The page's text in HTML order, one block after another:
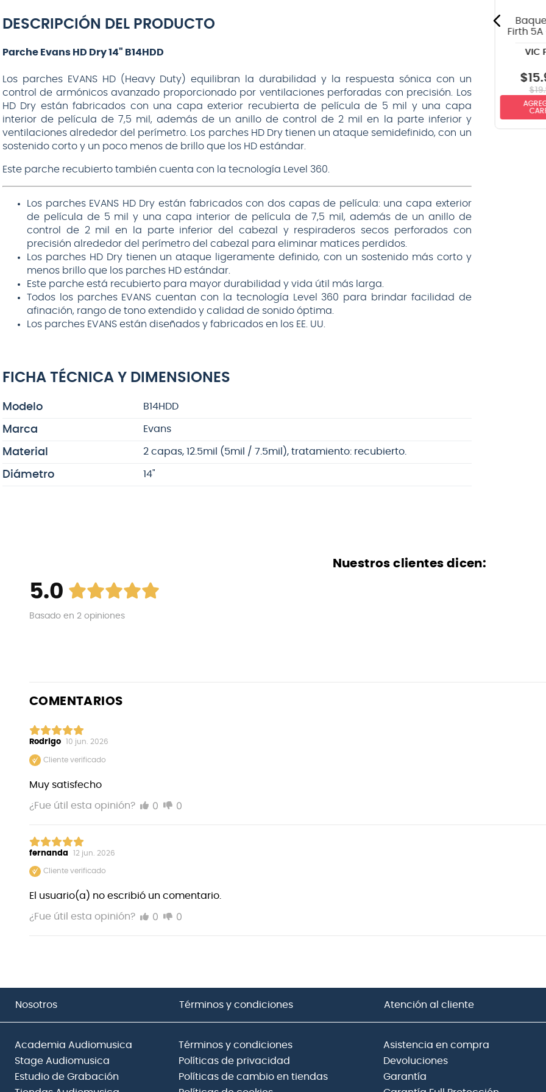
DESCRIPCIÓN DEL PRODUCTO
Parche Evans HD Dry 14" B14HDD
Los parches EVANS HD (Heavy Duty) equilibran la durabilidad y la respuesta sónica con un
control de armónicos avanzado proporcionado por ventilaciones perforadas con precisión. Los
HD Dry están fabricados con una capa exterior recubierta de película de 5 mil y una capa
interior de película de 7,5 mil, además de un anillo de control de 2 mil en la parte inferior y
ventilaciones alrededor del perímetro. Los parches HD Dry tienen un ataque semidefinido, con un
sostenido corto y un poco menos de brillo que los HD estándar.
Este parche recubierto también cuenta con la tecnología Level 360.
Los parches EVANS HD Dry están fabricados con dos capas de película: una capa exterior
de película de 5 mil y una capa interior de película de 7,5 mil, además de un anillo de
control de 2 mil en la parte inferior del cabezal y respiraderos secos perforados con
precisión alrededor del perímetro del cabezal para eliminar matices perdidos.
Los parches HD Dry tienen un ataque ligeramente definido, con un sostenido más corto y
menos brillo que los parches HD estándar.
Este parche está recubierto para mayor durabilidad y vida útil más larga.
Todos los parches EVANS cuentan con la tecnología Level 360 para brindar facilidad de
afinación, rango de tono extendido y calidad de sonido óptima.
Los parches EVANS están diseñados y fabricados en los EE. UU.
FICHA TÉCNICA Y DIMENSIONES
Modelo B14HDD
Marca Evans
Material 2 capas, 12.5mil (5mil / 7.5mil), tratamiento: recubierto.
Diámetro 14"
$12.990
AGREGAR AL
CARRITO
$8990
AGREGAR AL
CARRITO
$19 990
AGREGAR AL
CARRITO
Firth
VIC
$15.
$19.
Nuestros clientes dicen:
5.0
Basado en 2 opiniones
COMENTARIOS
Rodrigo 10 jun. 2026
Cliente verificado
Muy satisfecho
¿Fue útil esta opinión? 0 0
fernanda 12 jun. 2026
Cliente verificado
El usuario(a) no escribió un comentario.
¿Fue útil esta opinión? 0 0
Nosotros Términos y condiciones Atención al cliente
Academia Audiomusica
Stage Audiomusica
Estudio de Grabación
Términos y condiciones
Políticas de privacidad
Políticas de cambio en tiendas
Asistencia en compra
Devoluciones
Garantía